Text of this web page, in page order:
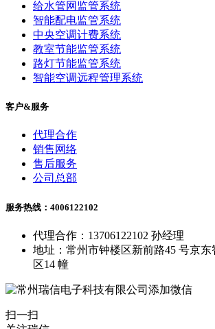
给水管网监管系统
智能配电监管系统
中央空调计费系统
教室节能监管系统
路灯节能监管系统
智能空调远程管理系统
客户&服务
代理合作
销售网络
售后服务
公司总部
服务热线：4006122102
代理合作：13706122102 孙经理
地址：常州市钟楼区新前路45 号京
区14 幢
扫一扫